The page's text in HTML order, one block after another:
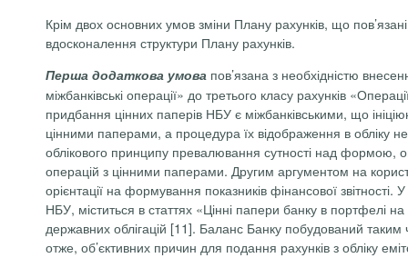
Крім двох основних умов зміни Плану рахунків, що
вдосконалення структури Плану рахунків.
Перша додаткова умова пов’язана з необхідністю
міжбанківські операції» до третього класу рахунків
придбання цінних паперів НБУ є міжбанківськими, що
цінними паперами, а процедура їх відображення в обліку
облікового принципу превалювання сутності над формою,
операцій з цінними паперами. Другим аргументом на
орієнтації на формування показників фінансової
НБУ, міститься в статтях «Цінні папери банку в портфелі
державних облігацій [11]. Баланс Банку побудований
отже, об’єктивних причин для подання рахунків з обліку